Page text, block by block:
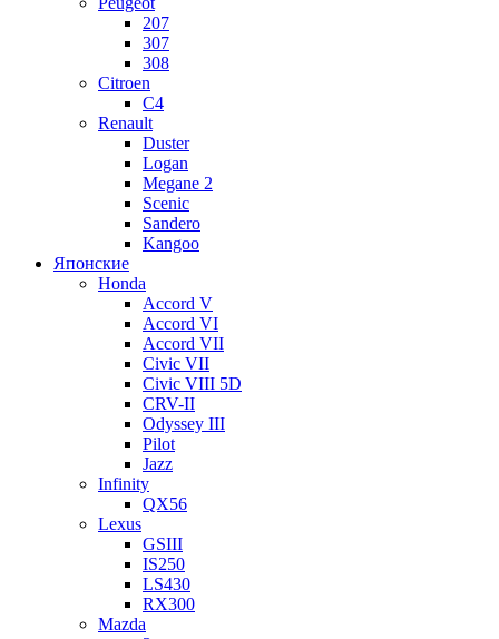
207
307
308
Citroen
C4
Renault
Duster
Logan
Megane 2
Scenic
Sandero
Kangoo
Японские
Honda
Accord V
Accord VI
Accord VII
Civic VII
Civic VIII 5D
CRV-II
Odyssey III
Pilot
Jazz
Infinity
QX56
Lexus
GSIII
IS250
LS430
RX300
Mazda